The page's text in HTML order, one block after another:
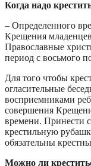
Когда надо
– Определенного
Крещения
Православные
период с восьмого
Для того чтобы
огласительные
восприемниками
совершения
времени. Принести
крестильную
обязательны
Можно ли